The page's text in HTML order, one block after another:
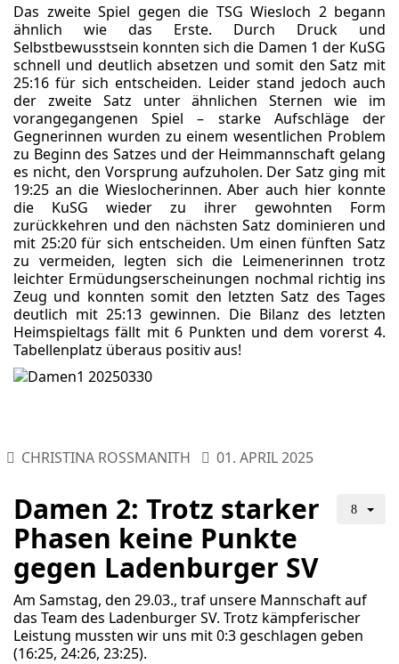
Das zweite Spiel gegen die TSG Wiesloch 2 begann
ähnlich wie das Erste. Durch Druck und
Selbstbewusstsein konnten sich die Damen 1 der KuSG
schnell und deutlich absetzen und somit den Satz mit
25:16 für sich entscheiden. Leider stand jedoch auch
der zweite Satz unter ähnlichen Sternen wie im
vorangegangenen Spiel – starke Aufschläge der
Gegnerinnen wurden zu einem wesentlichen Problem
zu Beginn des Satzes und der Heimmannschaft gelang
es nicht, den Vorsprung aufzuholen. Der Satz ging mit
19:25 an die Wieslocherinnen. Aber auch hier konnte
die KuSG wieder zu ihrer gewohnten Form
zurückkehren und den nächsten Satz dominieren und
mit 25:20 für sich entscheiden. Um einen fünften Satz
zu vermeiden, legten sich die Leimenerinnen trotz
leichter Ermüdungserscheinungen nochmal richtig ins
Zeug und konnten somit den letzten Satz des Tages
deutlich mit 25:13 gewinnen. Die Bilanz des letzten
Heimspieltags fällt mit 6 Punkten und dem vorerst 4.
Tabellenplatz überaus positiv aus!
CHRISTINA ROSSMANITH 01. APRIL 2025
Damen 2: Trotz starker
Phasen keine Punkte
gegen Ladenburger SV
Am Samstag, den 29.03., traf unsere Mannschaft auf
das Team des Ladenburger SV. Trotz kämpferischer
Leistung mussten wir uns mit 0:3 geschlagen geben
(16:25, 24:26, 23:25).